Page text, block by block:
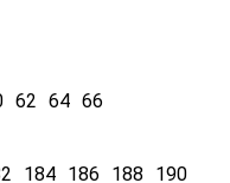
62 64 66
184 186 188 190